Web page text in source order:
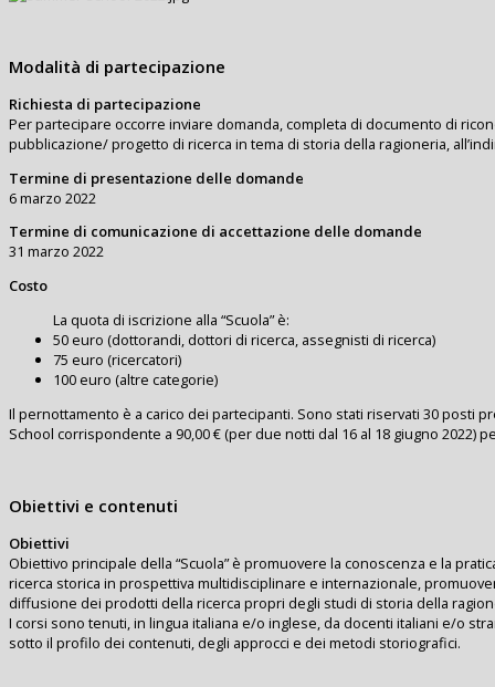
Modalità di partecipazione
Richiesta di partecipazione
Per partecipare occorre inviare domanda, completa di documento di
pubblicazione/ progetto di ricerca in tema di storia della ragioneria,
Termine di presentazione delle domande
6 marzo 2022
Termine di comunicazione di accettazione delle domande
31 marzo 2022
Costo
La quota di iscrizione alla “Scuola” è:
50 euro (dottorandi, dottori di ricerca, assegnisti di ricerca)
75 euro (ricercatori)
100 euro (altre categorie)
Il pernottamento è a carico dei partecipanti. Sono stati riservati 30 posti
School corrispondente a 90,00 € (per due notti dal 16 al 18 giugno 2022)
Obiettivi e contenuti
Obiettivi
Obiettivo principale della “Scuola” è promuovere la conoscenza e la
ricerca storica in prospettiva multidisciplinare e internazionale,
diffusione dei prodotti della ricerca propri degli studi di storia della
I corsi sono tenuti, in lingua italiana e/o inglese, da docenti italiani e/o
sotto il profilo dei contenuti, degli approcci e dei metodi storiografici.